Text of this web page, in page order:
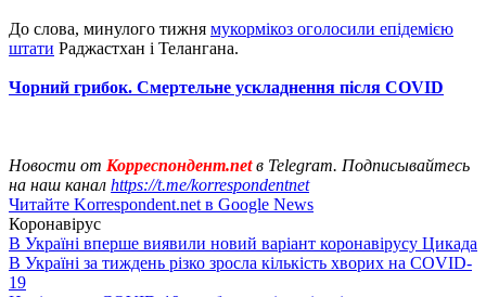
До слова, минулого тижня мукормікоз оголосили епідемією
штати Раджастхан і Телангана.
Чорний грибок. Смертельне ускладнення після COVID
Новости от Корреспондент.netв Telegram. Подписывайтесь
на наш канал https://t.me/korrespondentnet
Читайте Korrespondent.net в Google News
Коронавірус
В Україні вперше виявили новий варіант коронавірусу Цикада
В Україні за тиждень різко зросла кількість хворих на COVID-
19